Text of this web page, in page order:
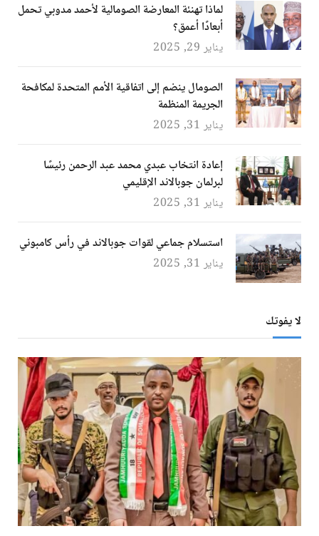
لماذا تهنئة المعارضة الصومالية لأحمد مدوبي تحمل
أبعادًا أعمق؟
يناير 29, 2025
الصومال ينضم إلى اتفاقية الأمم المتحدة لمكافحة
الجريمة المنظمة
يناير 31, 2025
إعادة انتخاب عبدي محمد عبد الرحمن رئيسًا
لبرلمان جوبالاند الإقليمي
يناير 31, 2025
استسلام جماعي لقوات جوبالاند في رأس كامبوني
يناير 31, 2025
لا يفوتك